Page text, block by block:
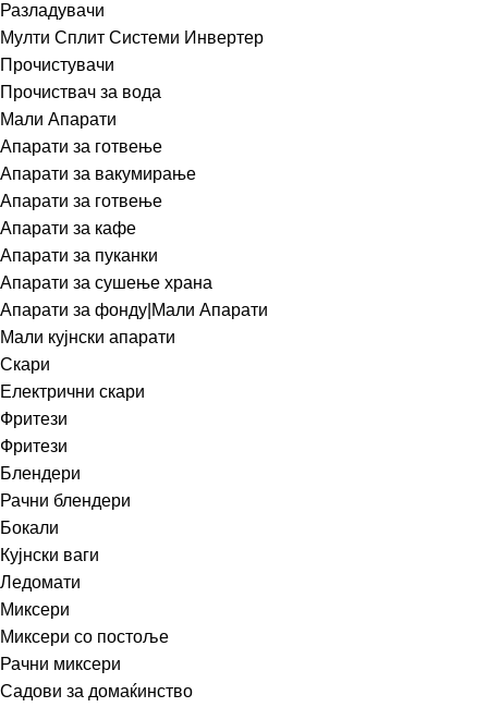
Разладувачи
Мулти Сплит Системи Инвертер
Прочистувачи
Прочиствач за вода
Мали Апарати
Апарати за готвење
Апарати за вакумирање
Апарати за готвење
Апарати за кафе
Апарати за пуканки
Апарати за сушење храна
Апарати за фонду|Мали Апарати
Мали кујнски апарати
Скари
Електрични скари
Фритези
Фритези
Блендери
Рачни блендери
Бокали
Кујнски ваги
Ледомати
Миксери
Миксери со постоље
Рачни миксери
Садови за домаќинство